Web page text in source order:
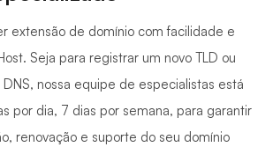
extensão de domínio com facilidade e
Seja para registrar um novo TLD ou
nossa equipe de especialistas está
por dia, 7 dias por semana, para garantir
renovação e suporte do seu domínio